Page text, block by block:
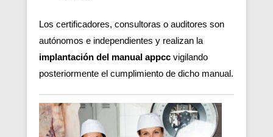
Los certificadores, consultoras o auditores son
autónomos e independientes y realizan la
implantación del manual appcc vigilando
posteriormente el cumplimiento de dicho manual.